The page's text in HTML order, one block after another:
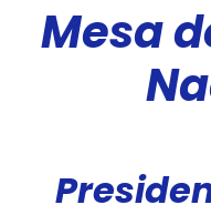
Mesa